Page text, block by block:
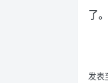
了。
发表